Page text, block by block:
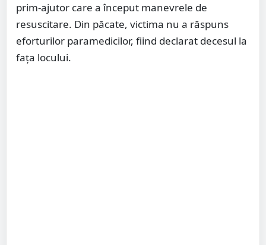
prim-ajutor care a început manevrele de
resuscitare. Din păcate, victima nu a răspuns
eforturilor paramedicilor, fiind declarat decesul la
fața locului.